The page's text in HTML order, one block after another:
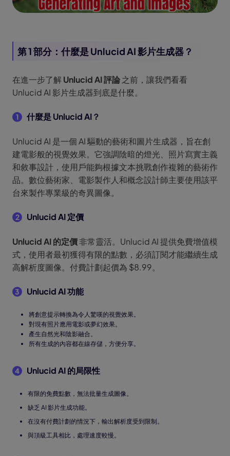
第 1 部分：什麼是 Unlucid AI 影片生成器？
在進一步了解Unlucid AI 評論之前，讓我們看看
Unlucid AI 影片生成器到底是什麼。
1 什麼是 Unlucid AI？
Unlucid AI 是一個 AI 驅動的藝術和圖片生成器，旨在創
建電影般的視覺效果。它強調陰暗的燈光、照片寫實主義
和敘事設計，使用戶能夠根據文本挑戰創作複雜的藝術作
品。數位藝術家、電影製作人和概念設計師主要使用該平
台來製作專業級的奇異圖像。
2 Unlucid AI 定價
Unlucid AI 的定價非常靈活。Unlucid AI 提供免費增值模
式，使用者最初獲得有限的點數，必須訂閱才能繼續生成
高解析度圖像。付費計劃起價為 $8.99。
3 Unlucid AI 功能
將創意提示轉換為令人驚嘆的視覺效果。
對現有照片應用電影或夢幻效果。
產生自然光和陰影融合。
所有生成的內容都在線存儲，方便分享。
4 Unlucid AI 的局限性
有限的免費點數，無法批量生成圖像。
缺乏 AI 影片生成功能。
在沒有付費計劃的情況下，輸出解析度受到限制。
與頂級工具相比，處理速度較慢。